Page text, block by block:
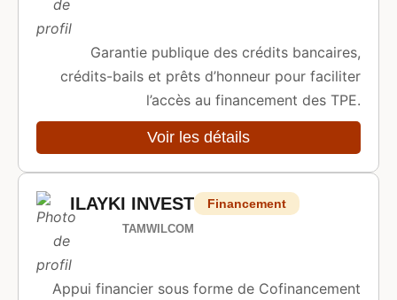
Garantie publique des crédits bancaires,
crédits-bails et prêts d’honneur pour faciliter
l’accès au financement des TPE.
Voir les détails
ILAYKI INVEST
TAMWILCOM
Financement
Appui financier sous forme de Cofinancement